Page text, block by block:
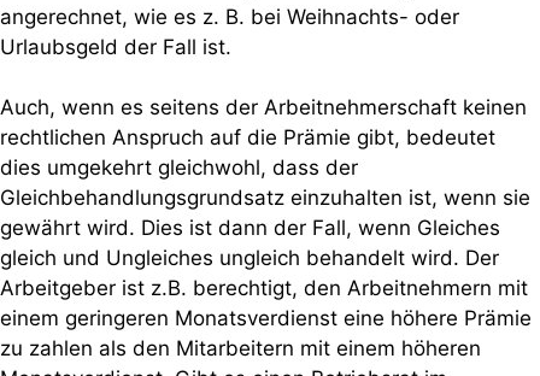
angerechnet, wie es z. B. bei Weihnachts- oder
Urlaubsgeld der Fall ist.
Auch, wenn es seitens der Arbeitnehmerschaft keinen
rechtlichen Anspruch auf die Prämie gibt, bedeutet
dies umgekehrt gleichwohl, dass der
Gleichbehandlungsgrundsatz einzuhalten ist, wenn sie
gewährt wird. Dies ist dann der Fall, wenn Gleiches
gleich und Ungleiches ungleich behandelt wird. Der
Arbeitgeber ist z.B. berechtigt, den Arbeitnehmern mit
einem geringeren Monatsverdienst eine höhere Prämie
zu zahlen als den Mitarbeitern mit einem höheren